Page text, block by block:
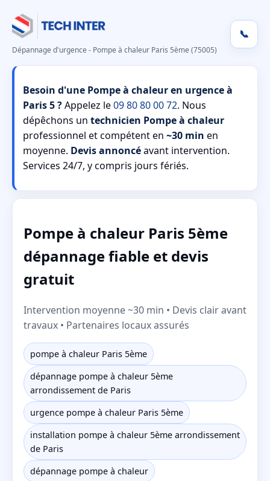
Dépannage d'urgence - Pompe à chaleur Paris 5ème (75005)
📞
Besoin d'une Pompe à chaleur en urgence à
Paris 5 ?Appelez le09 80 80 00 72. Nous
dépêchons un technicien Pompe à chaleur
professionnel et compétent en ~30 min en
moyenne. Devis annoncéavant intervention.
Services 24/7, y compris jours fériés.
Pompe à chaleur Paris 5ème
dépannage fiable et devis
gratuit
Intervention moyenne ~30 min • Devis clair avant
travaux • Partenaires locaux assurés
pompe à chaleur Paris 5ème
dépannage pompe à chaleur 5ème
arrondissement de Paris
urgence pompe à chaleur Paris 5ème
installation pompe à chaleur 5ème arrondissement
de Paris
dépannage pompe à chaleur